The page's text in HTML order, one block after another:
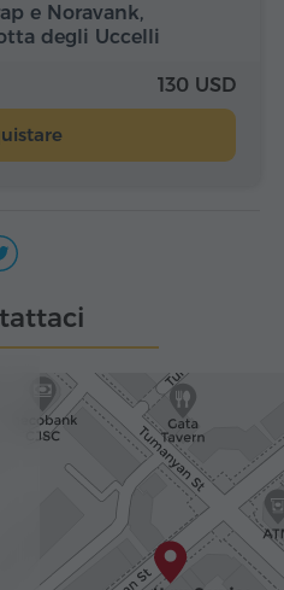
e Noravank,
degli Uccelli
130 USD